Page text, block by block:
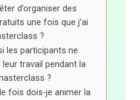
d’organiser des
une fois que j’ai
?
les participants ne
travail pendant la
?
fois dois-je animer la